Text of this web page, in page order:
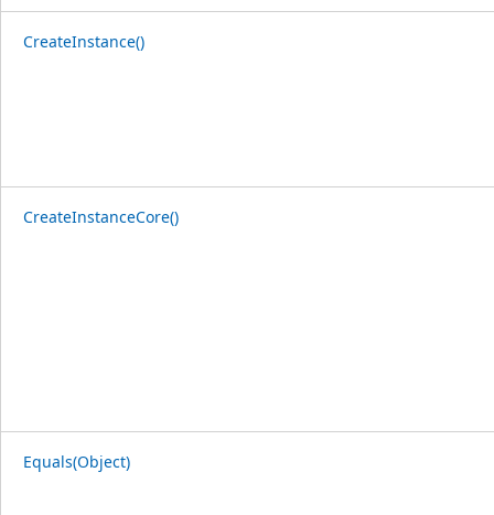
CreateInstance()
CreateInstanceCore()
Equals(Object)